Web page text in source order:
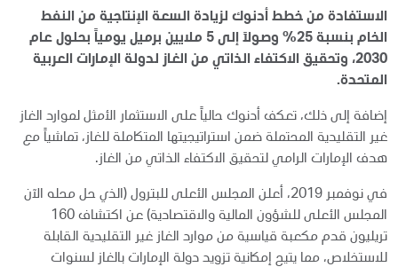
الاستفادة من خطط أدنوك لزيادة السعة الإنتاجية من النفط
الخام بنسبة 25% وصولاً إلى 5 ملايين برميل يومياً بحلول عام
2030، وتحقيق الاكتفاء الذاتي من الغاز لدولة الإمارات العربية
المتحدة.
إضافة إلى ذلك، تعكف أدنوك حالياً على الاستثمار الأمثل لموارد الغاز
غير التقليدية المحتملة ضمن استراتيجيتها المتكاملة للغاز، تماشياً مع
هدف الإمارات الرامي لتحقيق الاكتفاء الذاتي من الغاز.
في نوفمبر 2019، أعلن المجلس الأعلى للبترول (الذي حل محله الآن
المجلس الأعلى للشؤون المالية والاقتصادية) عن اكتشاف 160
تريليون قدم مكعبة قياسية من موارد الغاز غير التقليدية القابلة
للاستخلاص، مما يتيح إمكانية تزويد دولة الإمارات بالغاز لسنوات